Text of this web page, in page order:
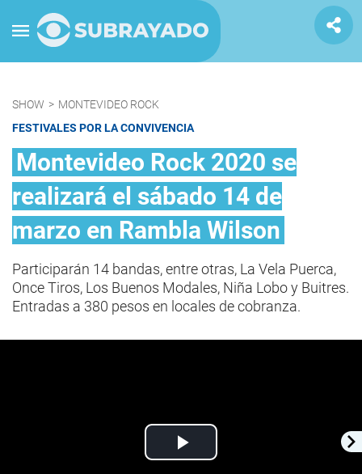
SHOW > MONTEVIDEO ROCK
FESTIVALES POR LA CONVIVENCIA
Montevideo Rock 2020 se
realizará el sábado 14 de
marzo en Rambla Wilson
Participarán 14 bandas, entre otras, La Vela Puerca,
Once Tiros, Los Buenos Modales, Niña Lobo y Buitres.
Entradas a 380 pesos en locales de cobranza.
Play